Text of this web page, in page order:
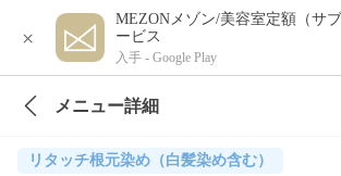
×
MEZONメゾン/美容室定額（サ
ービス
入手 - Google Play
メニュー詳細
リタッチ根元染め（白髪染め含む）